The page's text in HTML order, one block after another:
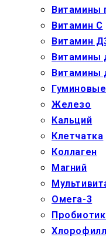
Витамины
Витамин С
Витамин
Витамины
Витамины
Железо
Кальций
Клетчатка
Коллаген
Магний
Омега-3
Хлорофилл